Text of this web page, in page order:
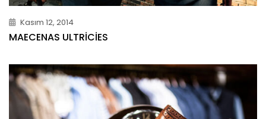
Kasım 12, 2014
MAECENAS ULTRICIES